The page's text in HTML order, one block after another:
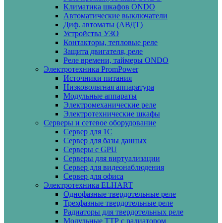
Климатика шкафов ONDO
Автоматические выключатели
Диф. автоматы (АВДТ)
Устройства УЗО
Контакторы, тепловые реле
Защита двигателя, реле
Реле времени, таймеры ONDO
Электротехника PromPower
Источники питания
Низковольтная аппаратура
Модульные аппараты
Электромеханические реле
Электротехнические шкафы
Серверы и сетевое оборудование
Сервер для 1С
Сервер для базы данных
Серверы с GPU
Серверы для виртуализации
Сервер для видеонаблюдения
Сервер для офиса
Электротехника ELHART
Однофазные твердотельные реле
Трехфазные твердотельные реле
Радиаторы для твердотельных реле
Модульные ТТР с радиатором